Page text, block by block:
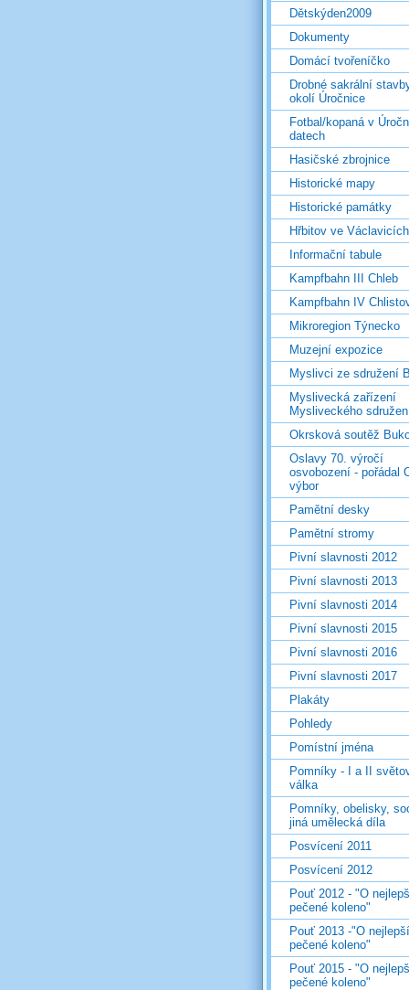
Dětskýden2009
Dokumenty
Domácí tvořeníčko
Drobné sakrální
okolí Úročnice
Fotbal/kopaná v
datech
Hasičské zbrojnice
Historické mapy
Historické památky
Hřbitov ve Václavicích
Informační tabule
Kampfbahn III Chleb
Kampfbahn IV
Mikroregion Týnecko
Muzejní expozice
Myslivci ze sdružení
Myslivecká zařízení
Mysliveckého
Okrsková soutěž
Oslavy 70. výročí
osvobození - pořádal
výbor
Pamětní desky
Pamětní stromy
Pivní slavnosti 2012
Pivní slavnosti 2013
Pivní slavnosti 2014
Pivní slavnosti 2015
Pivní slavnosti 2016
Pivní slavnosti 2017
Plakáty
Pohledy
Pomístní jména
Pomníky - I a II
válka
Pomníky, obelisky,
jiná umělecká díla
Posvícení 2011
Posvícení 2012
Pouť 2012 - "O
pečené koleno"
Pouť 2013 -"O nejlepší
pečené koleno"
Pouť 2015 - "O
pečené koleno"